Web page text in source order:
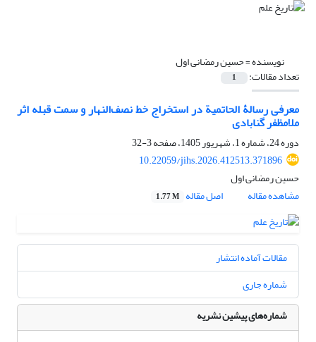
نویسنده =حسین رمضانی اول
تعداد مقالات: 1
معرفی رسالۀ الحاتمیة در استخراج خط نصف‌النهار و سمت قبله اثر
ملامظفر گنابادی
دوره 24، شماره 1، شهریور 1405، صفحه
3-32
10.22059/jihs.2026.412513.371896
حسین رمضانی اول
مشاهده مقاله
اصل مقاله 1.77 M
مقالات آماده انتشار
شماره جاری
شماره‌های پیشین نشریه